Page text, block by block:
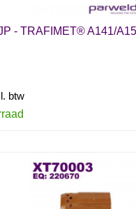
- TRAFIMET® A141/
btw